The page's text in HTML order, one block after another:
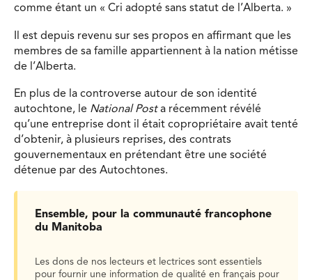
comme étant un « Cri adopté sans statut de l’Alberta. »
Il est depuis revenu sur ses propos en affirmant que les
membres de sa famille appartiennent à la nation métisse
de l’Alberta.
En plus de la controverse autour de son identité
autochtone, le National Posta récemment révélé
qu’une entreprise dont il était copropriétaire avait tenté
d’obtenir, à plusieurs reprises, des contrats
gouvernementaux en prétendant être une société
détenue par des Autochtones.
Ensemble, pour la communauté francophone
du Manitoba
Les dons de nos lecteurs et lectrices sont essentiels
pour fournir une information de qualité en français pour